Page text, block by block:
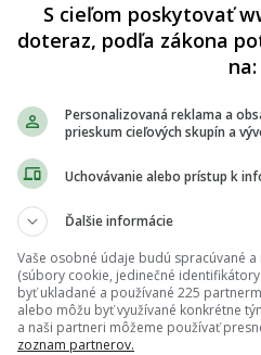
S cieľom poskytovať
doteraz, podľa zákona
na:
Personalizovaná reklama a
prieskum cieľových skupín a
Uchovávanie alebo prístup k
Ďalšie informácie
Vaše osobné údaje budú spracúvané
(súbory cookie, jedinečné
byť ukladané a používané 225
alebo môžu byť využívané konkrétne
a naši partneri môžeme používať
zoznam partnerov.